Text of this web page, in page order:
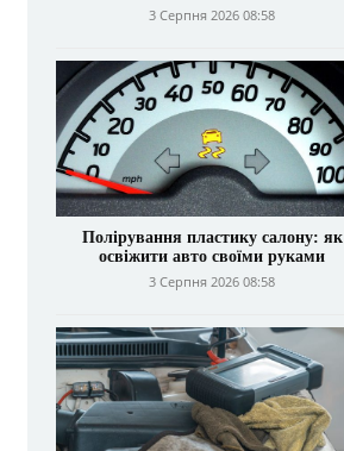
3 Серпня 2026 08:58
Полірування пластику салону: як
освіжити авто своїми руками
3 Серпня 2026 08:58